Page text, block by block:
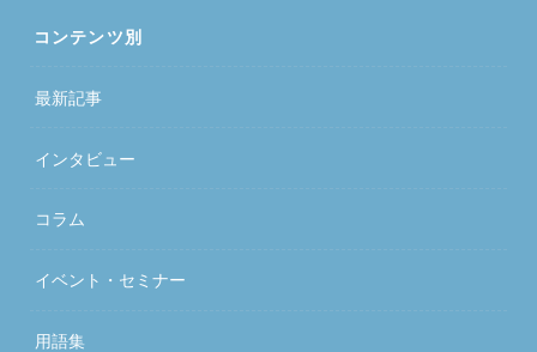
コンテンツ別
最新記事
インタビュー
コラム
イベント・セミナー
用語集